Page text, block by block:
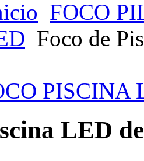
FOCO
Foco de
PISCINA
LED